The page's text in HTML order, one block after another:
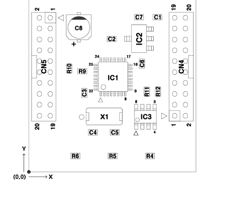
フレキシブル基板
メタル放熱基板
特性インピーダンス制御基板
ビルドアップ基板
厚銅基板（大電流基板）
高多層基板
ウルトラクイックコース
デリバリーゼロ
BGA・CSPリワーキングサービス
開発・量産支援
技術コンサルティング
リピート割引き
ボリュームディスカウント
会社割引
その他サービス
ハーネス加工サービス
メタルマスク製造サービス
gene（センサモジュール）
パネルdeボード（基板設計）
基板カレンダー（ノベルティ製作）
ご注文時に必要なデータ一覧
一般CADのガーバー出力方法
よくある質問
ログインでお困りの方へ
お問い合わせフォーム
出荷・納期
グローバル対応サービス
各種伝票発行
営業カレンダー
取引実績
技術動画コンテンツ
@ele
無料メールマガジン
P板.com活用セミナー
P板.comプライベートセミナー
【AI】部品データシートDL
【AI】ハードウェア設計ツール
P板WEBチェッカー